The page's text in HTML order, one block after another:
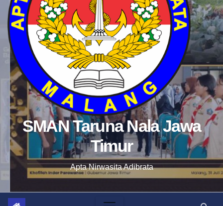
SMAN Taruna Nala Jawa
Timur
Apta Nirwasita Adibrata